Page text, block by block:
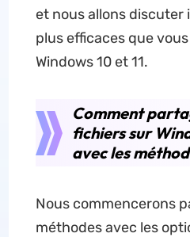
et nous allons discuter
plus efficaces que
Windows 10 et 11.
Comment
fichiers sur
avec les
Nous commencerons
méthodes avec les